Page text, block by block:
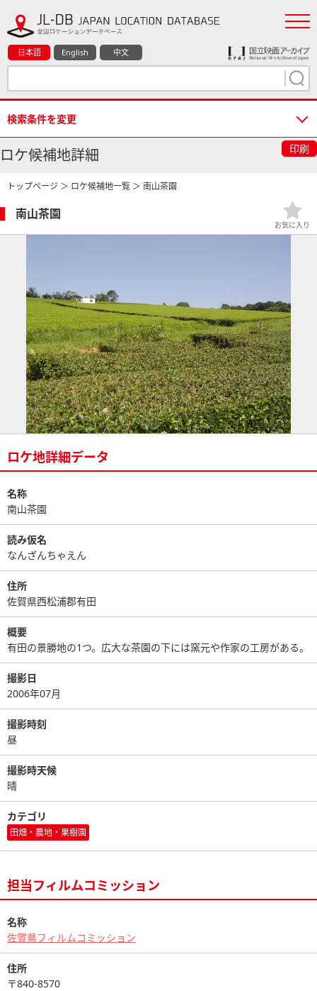
日本語 English 中文
検索条件を変更
ロケ候補地詳細 印刷
トップページ ＞ ロケ候補地一覧 ＞ 南山茶園
南山茶園
お気に入り
ロケ地詳細データ
名称
南山茶園
読み仮名
なんざんちゃえん
住所
佐賀県西松浦郡有田
概要
有田の景勝地の1つ。広大な茶園の下には窯元や作家の工房がある。
撮影日
2006年07月
撮影時刻
昼
撮影時天候
晴
カテゴリ
田畑・農地・果樹園
担当フィルムコミッション
名称
佐賀県フィルムコミッション
住所
〒840-8570